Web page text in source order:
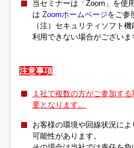
当セミナーは「Zoom」を使
はZoomホームページをご参
（注）セキュリティソフト
利用できない場合がございま
注意事項
１社で複数の方がご参加す
要となります。
お客様の環境や回線状況に
可能性があります。